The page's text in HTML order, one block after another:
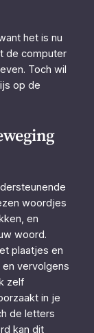
het is nu
de computer
Toch wil
op de
woordjes
en
woord.
plaatjes en
vervolgens
zelf
in je
de letters
kan dit